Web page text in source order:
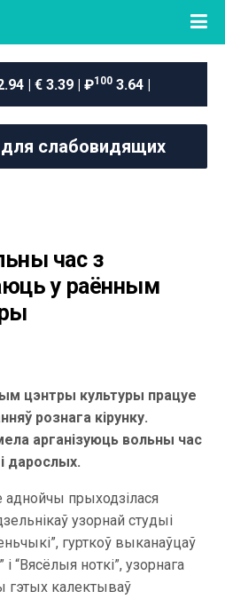
| € 3.39 | ₽100 3.64 |
слабовидящих
час з
у раённым
цэнтры культуры працуе
рознага кірунку.
арганізуюць вольны час
дарослых.
прыходзілася
узорнай студыі
гурткоў выканаўцаў
і “Вясёлыя ноткі”, узорнага
гэтых калектываў